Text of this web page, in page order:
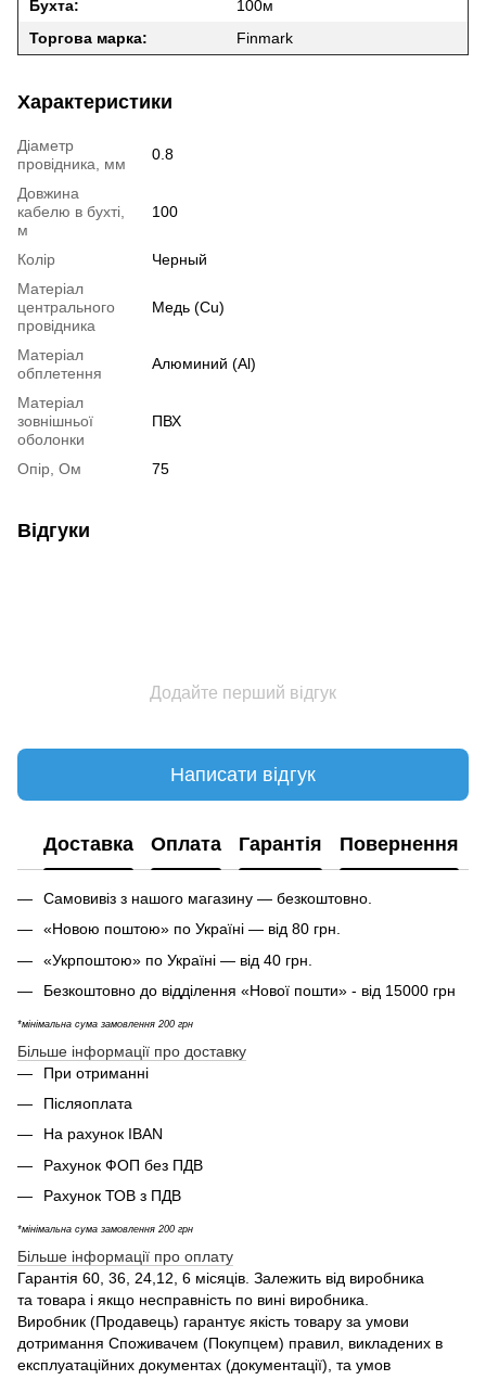
Бухта:
100м
Торгова марка:
Finmark
Характеристики
Діаметр
провідника, мм
0.8
Довжина
кабелю в бухті,
м
100
Колір
Черный
Матеріал
центрального
провідника
Медь (Cu)
Матеріал
обплетення
Алюминий (Al)
Матеріал
зовнішньої
оболонки
ПВХ
Опір, Ом 75
Відгуки
Додайте перший відгук
Написати відгук
Доставка Оплата Гарантія Повернення
Самовивіз з нашого магазину — безкоштовно.
«Новою поштою» по Україні — від 80 грн.
«Укрпоштою» по Україні — від 40 грн.
Безкоштовно до відділення «Нової пошти» - від 15000 грн
*мінімальна сума замовлення 200 грн
Більше інформації про доставку
При отриманні
Післяоплата
На рахунок IBAN
Рахунок ФОП без ПДВ
Рахунок ТОВ з ПДВ
*мінімальна сума замовлення 200 грн
Більше інформації про оплату
Гарантія 60, 36, 24,12, 6 місяців. Залежить від виробника
та товара і якщо несправність по вині виробника.
Виробник (Продавець) гарантує якість товару за умови
дотримання Споживачем (Покупцем) правил, викладених в
експлуатаційних документах (документації), та умов